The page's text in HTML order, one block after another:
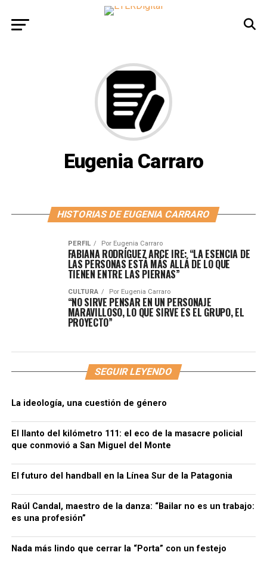
Eugenia Carraro
HISTORIAS DE EUGENIA CARRARO
PERFIL Por Eugenia Carraro
FABIANA RODRÍGUEZ ARCE IRE: “LA ESENCIA DE
LAS PERSONAS ESTÁ MÁS ALLÁ DE LO QUE
TIENEN ENTRE LAS PIERNAS”
CULTURA Por Eugenia Carraro
“NO SIRVE PENSAR EN UN PERSONAJE
MARAVILLOSO, LO QUE SIRVE ES EL GRUPO, EL
PROYECTO”
SEGUIR LEYENDO
La ideología, una cuestión de género
El llanto del kilómetro 111: el eco de la masacre policial
que conmovió a San Miguel del Monte
El futuro del handball en la Línea Sur de la Patagonia
Raúl Candal, maestro de la danza: “Bailar no es un trabajo:
es una profesión”
Nada más lindo que cerrar la “Porta” con un festejo